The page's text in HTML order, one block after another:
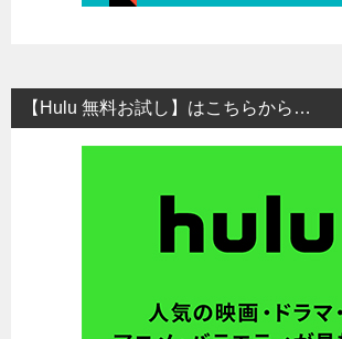
【Hulu 無料お試し】はこちらから…